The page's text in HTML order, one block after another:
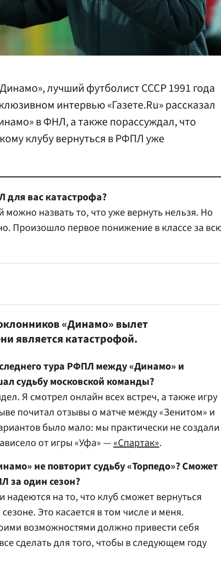
лучший футболист СССР 1991 года
интервью «Газете.Ru» рассказал
в ФНЛ, а также порассуждал, что
клубу вернуться в РФПЛ уже
вас катастрофа?
назвать то, что уже вернуть нельзя. Но
Произошло первое понижение в классе за
«Динамо» вылет
является катастрофой.
тура РФПЛ между «Динамо» и
судьбу московской команды?
Я смотрел онлайн всех встреч, а также игру
почитал отзывы о матче между «Зенитом» и
было мало: мы практически не создали
от игры «Уфа» —«Спартак».
не повторит судьбу «Торпедо»? Сможет
за один сезон?
на то, что клуб сможет вернуться
Это касается в том числе и меня.
возможностями должно привести себя
сделать для того, чтобы в следующем году